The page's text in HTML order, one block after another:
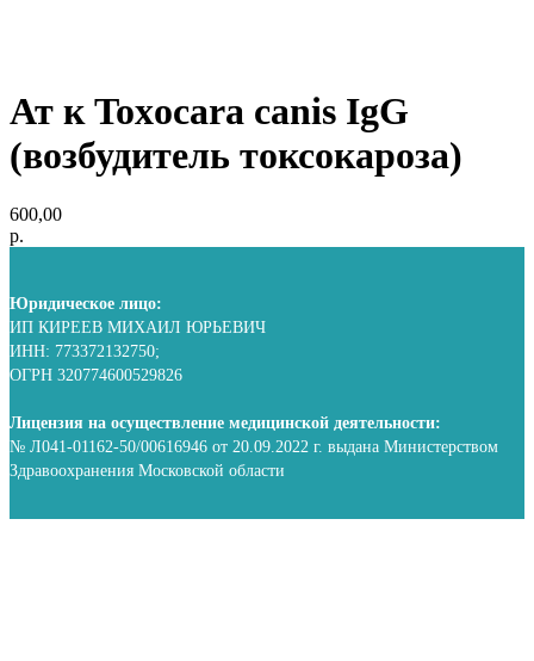
Ат к Toxocara canis IgG
(возбудитель токсокароза)
600,00
р.
Юридическое лицо:
ИП КИРЕЕВ МИХАИЛ ЮРЬЕВИЧ
ИНН: 773372132750;
ОГРН 320774600529826
Лицензия на осуществление медицинской деятельности:
№ Л041-01162-50/00616946 от 20.09.2022 г. выдана Министерством
Здравоохранения Московской области